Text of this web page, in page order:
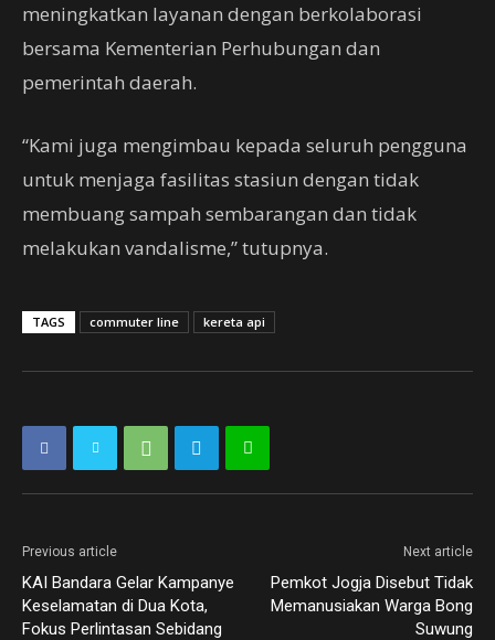
meningkatkan layanan dengan berkolaborasi
bersama Kementerian Perhubungan dan
pemerintah daerah.
“Kami juga mengimbau kepada seluruh pengguna
untuk menjaga fasilitas stasiun dengan tidak
membuang sampah sembarangan dan tidak
melakukan vandalisme,” tutupnya.
TAGS commuter line kereta api
Previous article
KAI Bandara Gelar Kampanye
Keselamatan di Dua Kota,
Fokus Perlintasan Sebidang
Next article
Pemkot Jogja Disebut Tidak
Memanusiakan Warga Bong
Suwung